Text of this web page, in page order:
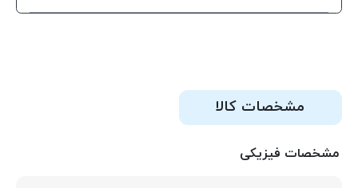
مشخصات کالا
مشخصات فیزیکی